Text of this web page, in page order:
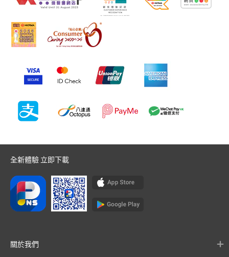
全新體驗 立即下載
關於我們